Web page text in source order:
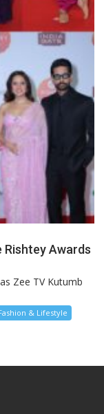
Rishtey Awards
Zee TV Kutumb
& Lifestyle